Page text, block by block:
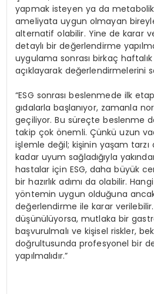
yapmak isteyen ya da metabolik
ameliyata uygun olmayan
alternatif olabilir. Yine de karar
detaylı bir değerlendirme
uygulama sonrası birkaç
açıklayarak değerlendirmelerini
“ESG sonrası beslenmede ilk
gıdalarla başlanıyor, zamanla
geçiliyor. Bu süreçte beslenme
takip çok önemli. Çünkü uzun
işlemle değil; kişinin yaşam tarzı
kadar uyum sağladığıyla
hastalar için ESG, daha büyük
bir hazırlık adımı da olabilir.
yöntemin uygun olduğuna
değerlendirme ile karar
düşünülüyorsa, mutlaka bir
başvurulmalı ve kişisel riskler,
doğrultusunda profesyonel bir
yapılmalıdır.”